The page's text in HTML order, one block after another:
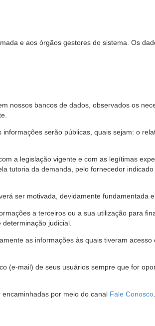
e aos órgãos gestores do sistema. Os
nossos bancos de dados, observados os
serão públicas, quais sejam: o
a legislação vigente e com as legítimas
tutoria da demanda, pelo fornecedor
ser motivada, devidamente fundamentada
a terceiros ou a sua utilização para
judicial.
as informações às quais tiveram
(e-mail) de seus usuários sempre que for
por meio do canal Fale Conosco